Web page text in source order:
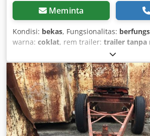
Meminta
Kondisi: bekas, Fungsionalitas:
warna: coklat, rem trailer: trailer tanpa